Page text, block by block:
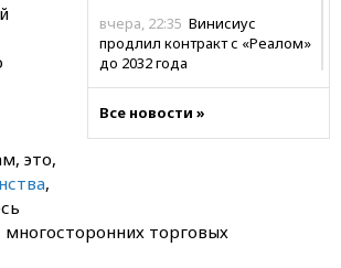
вчера, 22:35 Винисиус
продлил контракт с «Реалом»
до 2032 года
российского гражданства
станет значительно дороже
легендарной
Все новости »
это,
,
многосторонних торговых